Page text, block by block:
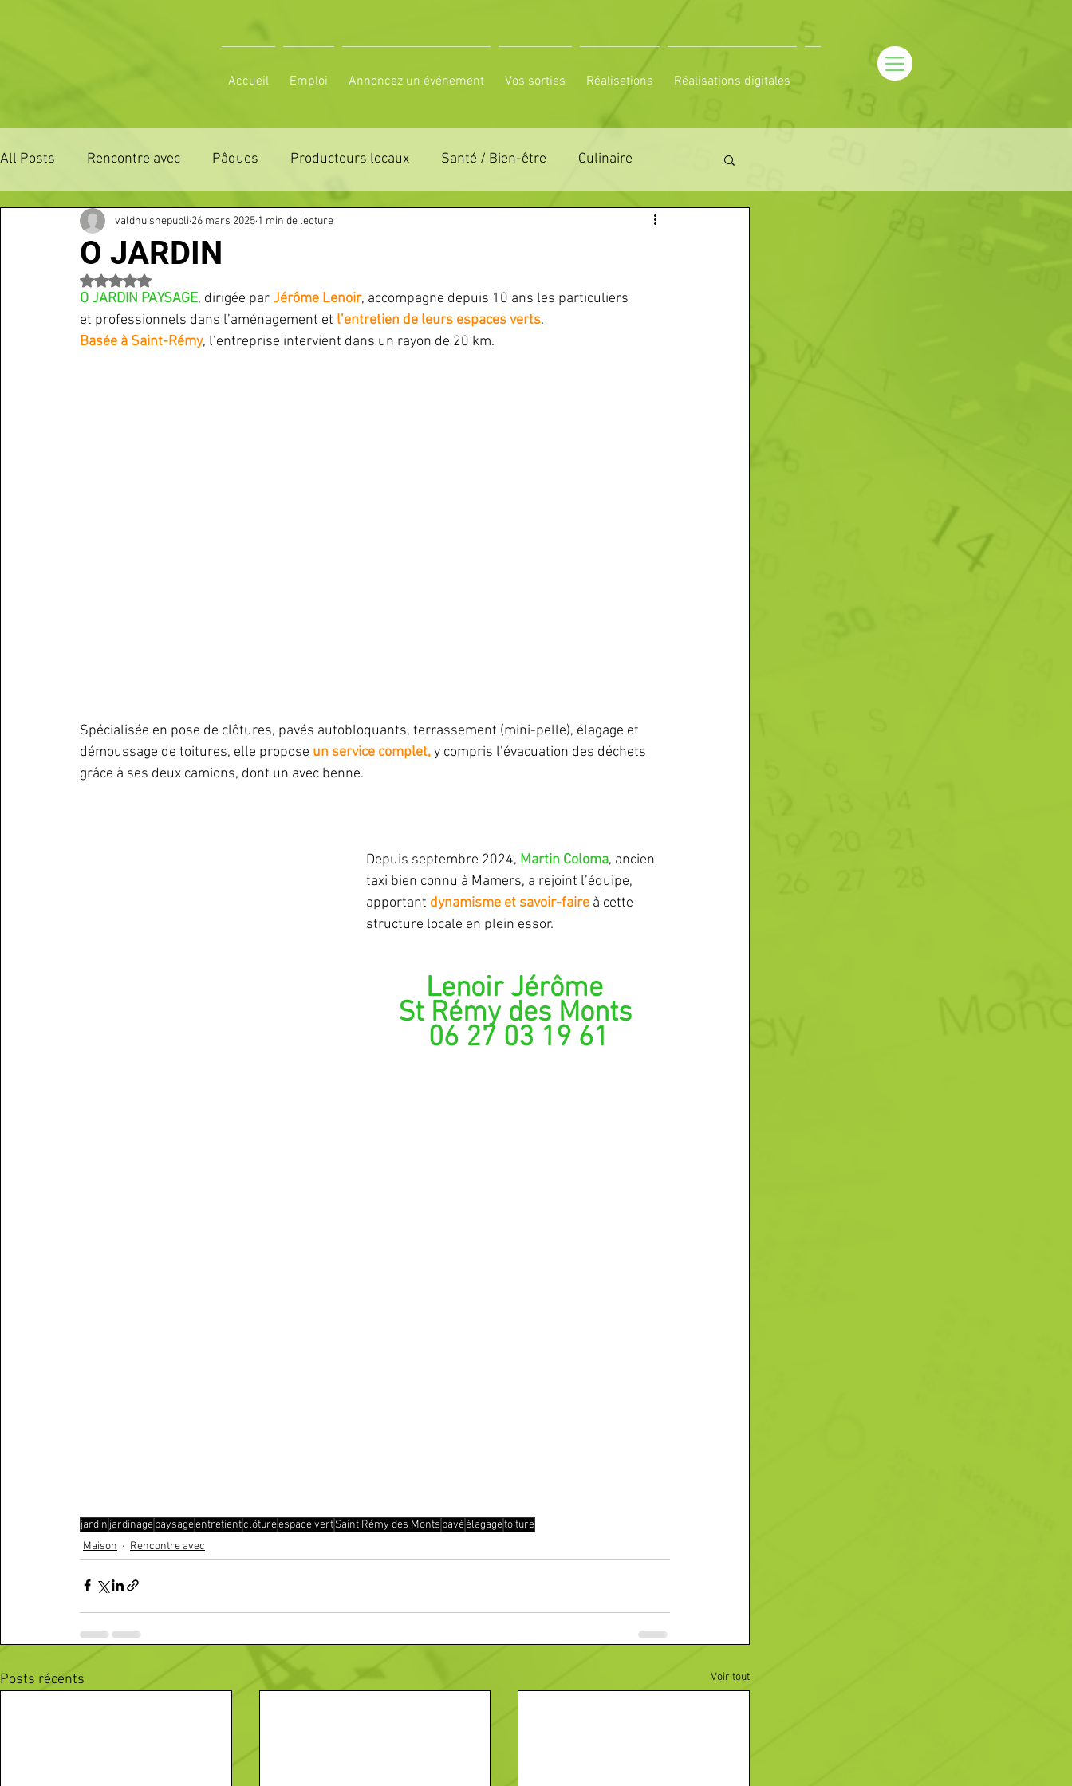
Accueil Emploi Annoncez un événement Vos sorties Réalisations Réalisations digitales
All Posts Rencontre avec Pâques Producteurs locaux Santé / Bien-être Culinaire
ZONE DE DISTRIBUTION 28 ZONE DE DISTRIBUTION 61
3 JOURS LA FERTE COMICE AGRICOLE
VOS SORTIES Maison Sport PETITES ANNONCES
O JARDIN
valdhuisnepubli 26 mars 2025 1 min de lecture
Noté NaN étoiles sur 5.
O JARDIN PAYSAGE, dirigée par Jérôme Lenoir, accompagne depuis 10 ans les particuliers
et professionnels dans l’aménagement et l’entretien de leurs espaces verts.
Basée à Saint-Rémy, l’entreprise intervient dans un rayon de 20 km.
Spécialisée en pose de clôtures, pavés autobloquants, terrassement (mini-pelle), élagage et
démoussage de toitures, elle propose un service complet, y compris l’évacuation des déchets
grâce à ses deux camions, dont un avec benne.
Depuis septembre 2024, Martin Coloma, ancien
taxi bien connu à Mamers, a rejoint l’équipe,
apportant dynamisme et savoir-faire à cette
structure locale en plein essor.
Lenoir Jérôme
St Rémy des Monts
06 27 03 19 61
jardin jardinagepaysageentretientclôtureespace vertSaint Rémy des Monts pavéélagagetoiture
Maison
Rencontre avec
Posts récents Voir tout